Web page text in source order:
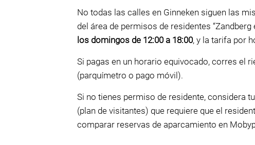
No todas las calles en Ginneken siguen las
del área de permisos de residentes
los domingos de 12:00 a 18:00, y la tarifa por
Si pagas en un horario equivocado, corres el
(parquímetro o pago móvil).
Si no tienes permiso de residente, considera
(plan de visitantes) que requiere que el
comparar reservas de aparcamiento en